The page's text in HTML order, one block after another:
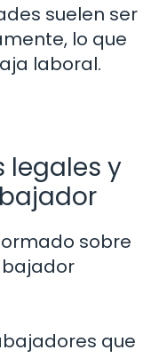
suelen ser
lo que
laboral.
legales y
sobre
que